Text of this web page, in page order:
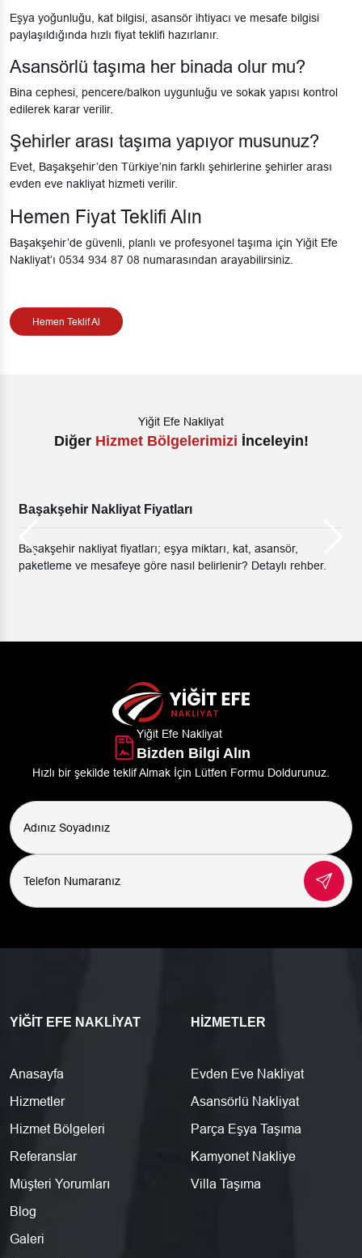
Eşya yoğunluğu, kat bilgisi, asansör ihtiyacı ve mesafe bilgisi
paylaşıldığında hızlı fiyat teklifi hazırlanır.
Asansörlü taşıma her binada olur mu?
Bina cephesi, pencere/balkon uygunluğu ve sokak yapısı kontrol
edilerek karar verilir.
Şehirler arası taşıma yapıyor musunuz?
Evet, Başakşehir’den Türkiye’nin farklı şehirlerine şehirler arası
evden eve nakliyat hizmeti verilir.
Hemen Fiyat Teklifi Alın
Başakşehir’de güvenli, planlı ve profesyonel taşıma için Yiğit Efe
Nakliyat’ı 0534 934 87 08 numarasından arayabilirsiniz.
Hemen Teklif Al
Yiğit Efe Nakliyat
Diğer Hizmet Bölgelerimizi İnceleyin!
Başakşehir Nakliyat Fiyatları
Başakşehir nakliyat fiyatları; eşya miktarı, kat, asansör,
paketleme ve mesafeye göre nasıl belirlenir? Detaylı rehber.
Yiğit Efe Nakliyat
Bizden Bilgi Alın
Hızlı bir şekilde teklif Almak İçin Lütfen Formu Doldurunuz.
YIĞIT EFE NAKLIYAT
Anasayfa
Hizmetler
Hizmet Bölgeleri
Referanslar
Müşteri Yorumları
Blog
Galeri
HIZMETLER
Evden Eve Nakliyat
Asansörlü Nakliyat
Parça Eşya Taşıma
Kamyonet Nakliye
Villa Taşıma